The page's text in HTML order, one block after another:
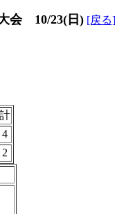
会 10/23(日) [戻る]
計
4
2